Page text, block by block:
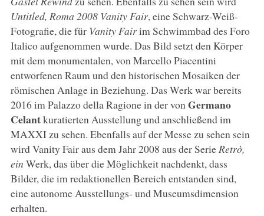
Untitled, Roma 2008 Vanity Fair, eine Schwarz-Weiß-
Fotografie, die für VanityFairim Schwimmbad des Foro
Italico aufgenommen wurde. Das Bild setzt den Körper
mit dem monumentalen, von Marcello Piacentini
entworfenen Raum und den historischen Mosaiken der
römischen Anlage in Beziehung. Das Werk war bereits
2016 im Palazzo della Ragione in der vonGermano
Celantkuratierten Ausstellung und anschließend im
MAXXI zu sehen. Ebenfalls auf der Messe zu sehen sein
wird Vanity Fair aus dem Jahr 2008 aus der SerieRetrò,
ein Werk, das über die Möglichkeit nachdenkt, dass
Bilder, die im redaktionellen Bereich entstanden sind,
eine autonome Ausstellungs- und Museumsdimension
erhalten.